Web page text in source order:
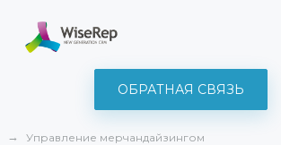
572-52-19
ОБРАТНАЯ СВЯЗЬ
Управление мерчандайзингом